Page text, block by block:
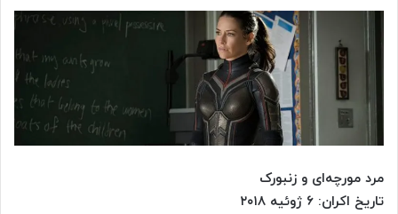
مرد مورچه‌ای و زنبورک
تاریخ اکران: ۶ ژوئیه ۲۰۱۸